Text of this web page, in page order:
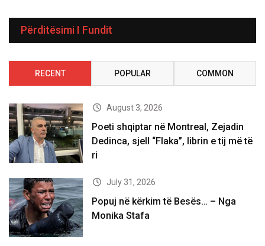
Përditësimi I Fundit
RECENT POPULAR COMMON
August 3, 2026
Poeti shqiptar në Montreal, Zejadin
Dedinca, sjell “Flaka”, librin e tij më të
ri
July 31, 2026
Popuj në kërkim të Besës… – Nga
Monika Stafa